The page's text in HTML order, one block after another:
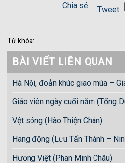
Chia sẻ Tweet
Từ khóa:
BÀI VIẾT LIÊN QUAN
Hà Nội, đoản khúc giao mùa –
Giáo viên ngày cuối năm (Tống
Vệt sóng (Hào Thiện Chân)
Hang động (Lưu Tấn Thành –
Hương Việt (Phan Minh Châu)